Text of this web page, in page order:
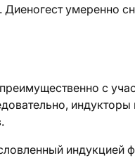
умеренно
с
индукцией